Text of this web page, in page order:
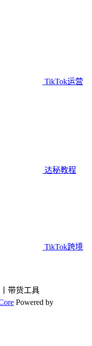
TikTok运营
达秘教程
TikTok跨境
带货工具
Powered by